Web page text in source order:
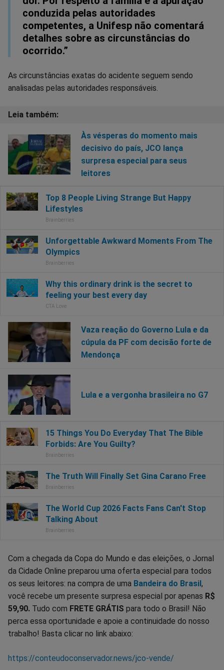
conduzida pelas autoridades
competentes, a Unifesp não comentará
detalhes sobre as circunstâncias do
ocorrido.”
As circunstâncias exatas do acidente seguem sendo
analisadas pelas autoridades responsáveis.
Às vésperas do momento mais
decisivo do país, JCO lança
surpresa especial para seus
leitores
Vaza reação do Governo Lula e da
cúpula da PF com decisão forte de
Mendonça
Lula e a vergonha brasileira no G7
Com a chegada da Copa do Mundo e das eleições, o Jornal
da Cidade Online preparou uma oferta especial para todos
os seus leitores: na compra de uma Bandeira do Brasil ,
você recebe um presente surpresa especial por apenas R$
59,90. Tudo com FRETE GRÁTIS para todo o Brasil! Não
perca essa oportunidade e apoie a continuidade do nosso
trabalho! Basta clicar no link abaixo:
https://conteudoconservador.news/jco-vende/